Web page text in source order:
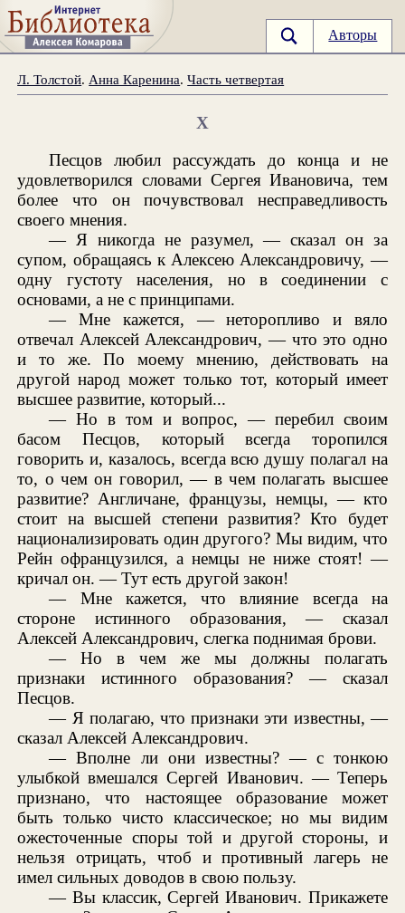
Авторы
Л. Толстой. Анна Каренина.Часть четвертая
X
Песцов любил рассуждать до конца и не
удовлетворился словами Сергея Ивановича, тем
более что он почувствовал несправедливость
своего мнения.
— Я никогда не разумел, — сказал он за
супом, обращаясь к Алексею Александровичу, —
одну густоту населения, но в соединении с
основами, а не с принципами.
— Мне кажется, — неторопливо и вяло
отвечал Алексей Александрович, — что это одно
и то же. По моему мнению, действовать на
другой народ может только тот, который имеет
высшее развитие, который...
— Но в том и вопрос, — перебил своим
басом Песцов, который всегда торопился
говорить и, казалось, всегда всю душу полагал на
то, о чем он говорил, — в чем полагать высшее
развитие? Англичане, французы, немцы, — кто
стоит на высшей степени развития? Кто будет
национализировать один другого? Мы видим, что
Рейн офранцузился, а немцы не ниже стоят! —
кричал он. — Тут есть другой закон!
— Мне кажется, что влияние всегда на
стороне истинного образования, — сказал
Алексей Александрович, слегка поднимая брови.
— Но в чем же мы должны полагать
признаки истинного образования? — сказал
Песцов.
— Я полагаю, что признаки эти известны, —
сказал Алексей Александрович.
— Вполне ли они известны? — с тонкою
улыбкой вмешался Сергей Иванович. — Теперь
признано, что настоящее образование может
быть только чисто классическое; но мы видим
ожесточенные споры той и другой стороны, и
нельзя отрицать, чтоб и противный лагерь не
имел сильных доводов в свою пользу.
— Вы классик, Сергей Иванович. Прикажете